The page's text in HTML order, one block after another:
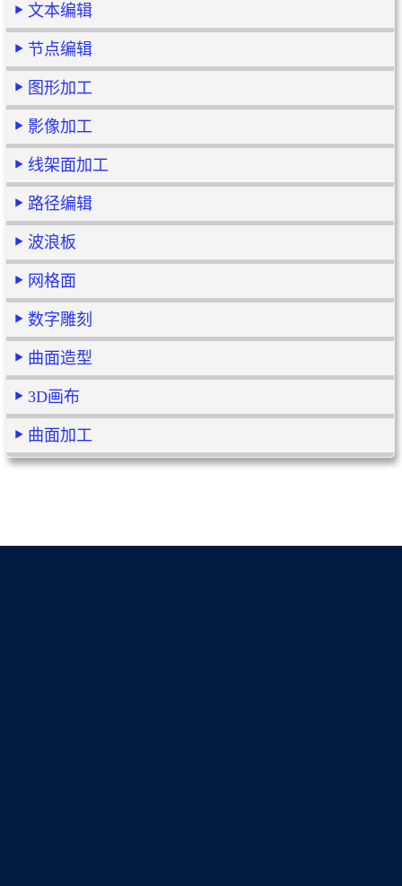
文本编辑
节点编辑
图形加工
影像加工
线架面加工
路径编辑
波浪板
网格面
数字雕刻
曲面造型
3D画布
曲面加工